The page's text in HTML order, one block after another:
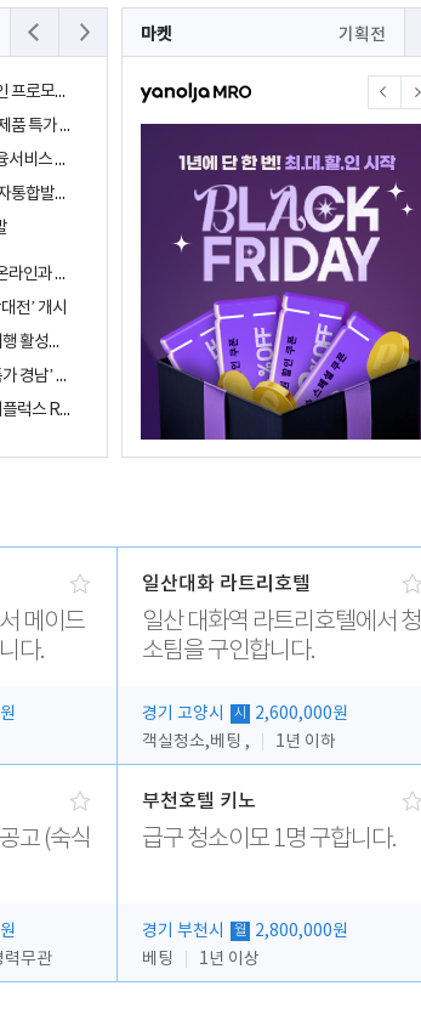
야놀자17주년 기념 야놀자 통합발주센터 할인 프로모션 진행
<야놀자 MRO, 숙박업소 위한 삼성전자 가전제품 특가 개시>
야놀자제휴점 금융혜택제공 위한 제휴 및 금융서비스 게시
야놀자16주년 기념 제휴 숙박업주 대상 야놀자통합발주센터 할인쿠폰 증정
야놀자, 아프리카 1위 호텔 마케팅 기업 호텔온라인과 전략적 파트너십 체결
전’ 개시
야놀자, ‘썸머 VIP 멤버십’ 출시를 통해 국내여행 활성화에 박차
야놀자, 경남지역 관광산업 활성화 위한 ‘초특가 경남’ 기획전 진행
야놀자, 클라우드 기반 객실관리 시스템 ‘와이플럭스 RMS’ 출시
마켓 기획전
메이드
다.
일산대화 라트리호텔
일산 대화역 라트리호텔에서 청
소팀을 구인합니다.
경기 고양시 시
2,600,000원
객실청소,베팅 ,
1년 이하
고 (숙식
력무관
부천호텔 키노
급구 청소이모 1명 구합니다.
경기 부천시 월
2,800,000원
베팅
1년 이상